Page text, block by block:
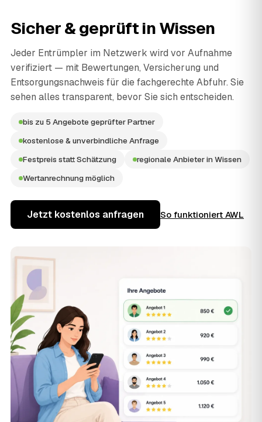
Sicher & geprüft inWissen
Jeder Entrümpler im Netzwerk wird vor Aufnahme
verifiziert — mit Bewertungen, Versicherung und
Entsorgungsnachweis für die fachgerechte Abfuhr. Sie
sehen alles transparent, bevor Sie sich entscheiden.
bis zu 5 Angebote geprüfter Partner
kostenlose & unverbindliche Anfrage
Festpreis statt Schätzung
regionale Anbieter in Wissen
Wertanrechnung möglich
Jetzt kostenlos anfragen So funktioniert AWL